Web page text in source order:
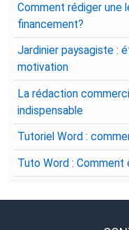
Comment rédiger une
financement?
Jardinier paysagiste :
motivation
La rédaction
indispensable
Tutoriel Word :
Tuto Word : Comment